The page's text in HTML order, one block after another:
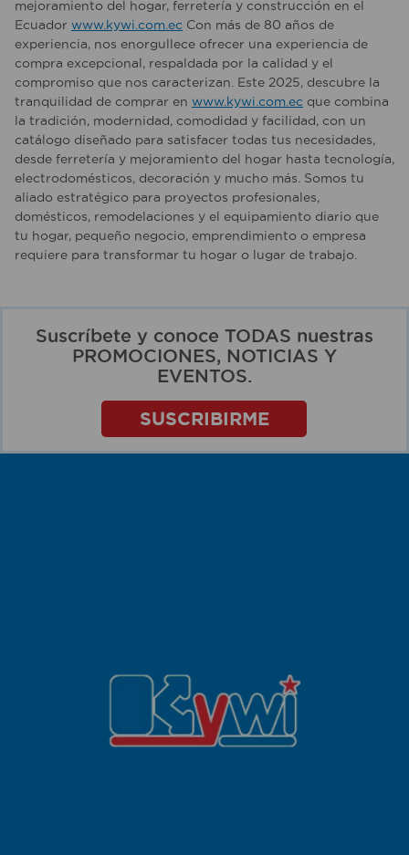
mejoramiento del hogar, ferretería y construcción en el
Ecuador www.kywi.com.ec Con más de 80 años de
experiencia, nos enorgullece ofrecer una experiencia de
compra excepcional, respaldada por la calidad y el
compromiso que nos caracterizan. Este 2025, descubre la
tranquilidad de comprar en www.kywi.com.ec que combina
la tradición, modernidad, comodidad y facilidad, con un
catálogo diseñado para satisfacer todas tus necesidades,
desde ferretería y mejoramiento del hogar hasta tecnología,
electrodomésticos, decoración y mucho más. Somos tu
aliado estratégico para proyectos profesionales,
domésticos, remodelaciones y el equipamiento diario que
tu hogar, pequeño negocio, emprendimiento o empresa
requiere para transformar tu hogar o lugar de trabajo.
Suscríbete y conoce TODAS nuestras
PROMOCIONES, NOTICIAS Y
EVENTOS.
SUSCRIBIRME